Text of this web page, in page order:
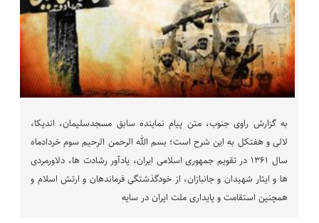
به گزارش راوی جنوب، متن پیام نماینده سابق مسجدسلیمان، اندیکا،
لالی و هفتکل به این شرح است؛ بسم الله الرحمن الرحیم سوم خردادماه
سال ۱۳۶۱ در تقویم جمهوری اسلامی ایران، یادآور رشادت ها، دلاورمردی
ها و ایثار شهیدان و جانبازان، از خودگذشتگی فرماندهان و ارتش اسلام و
همچنین استقامت و پایداری ملت ایران در سایه